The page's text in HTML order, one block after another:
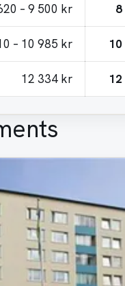
– 9 500 kr
– 10 985 kr
12 334 kr